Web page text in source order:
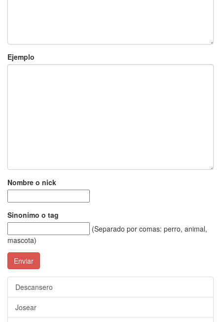
Ejemplo
Nombre o nick
Sinonimo o tag
(Separado por comas: perro, animal,
mascota)
Enviar
Descansero
Josear